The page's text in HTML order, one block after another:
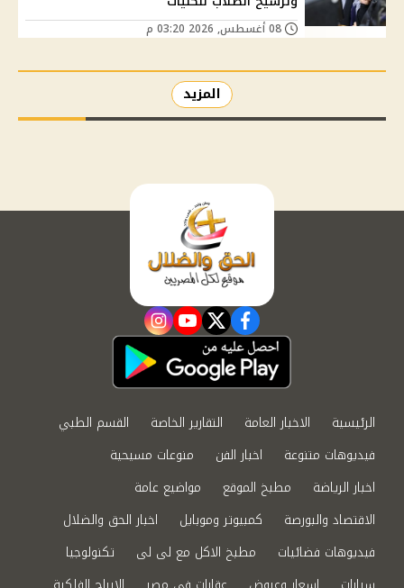
المزيد
facebook
twitter
youtube
instagram
الرئيسية الاخبار العامة التقارير الخاصة
القسم الطبي
فيديوهات متنوعة
اخبار الفن
منوعات مسيحية
اخبار الرياضة
مطبخ الموقع
مواضيع عامة
الاقتصاد والبورصة
كمبيوتر وموبايل
اخبار الحق والضلال
فيديوهات فضائيات
مطبخ الاكل مع لى لى
تكنولوجيا